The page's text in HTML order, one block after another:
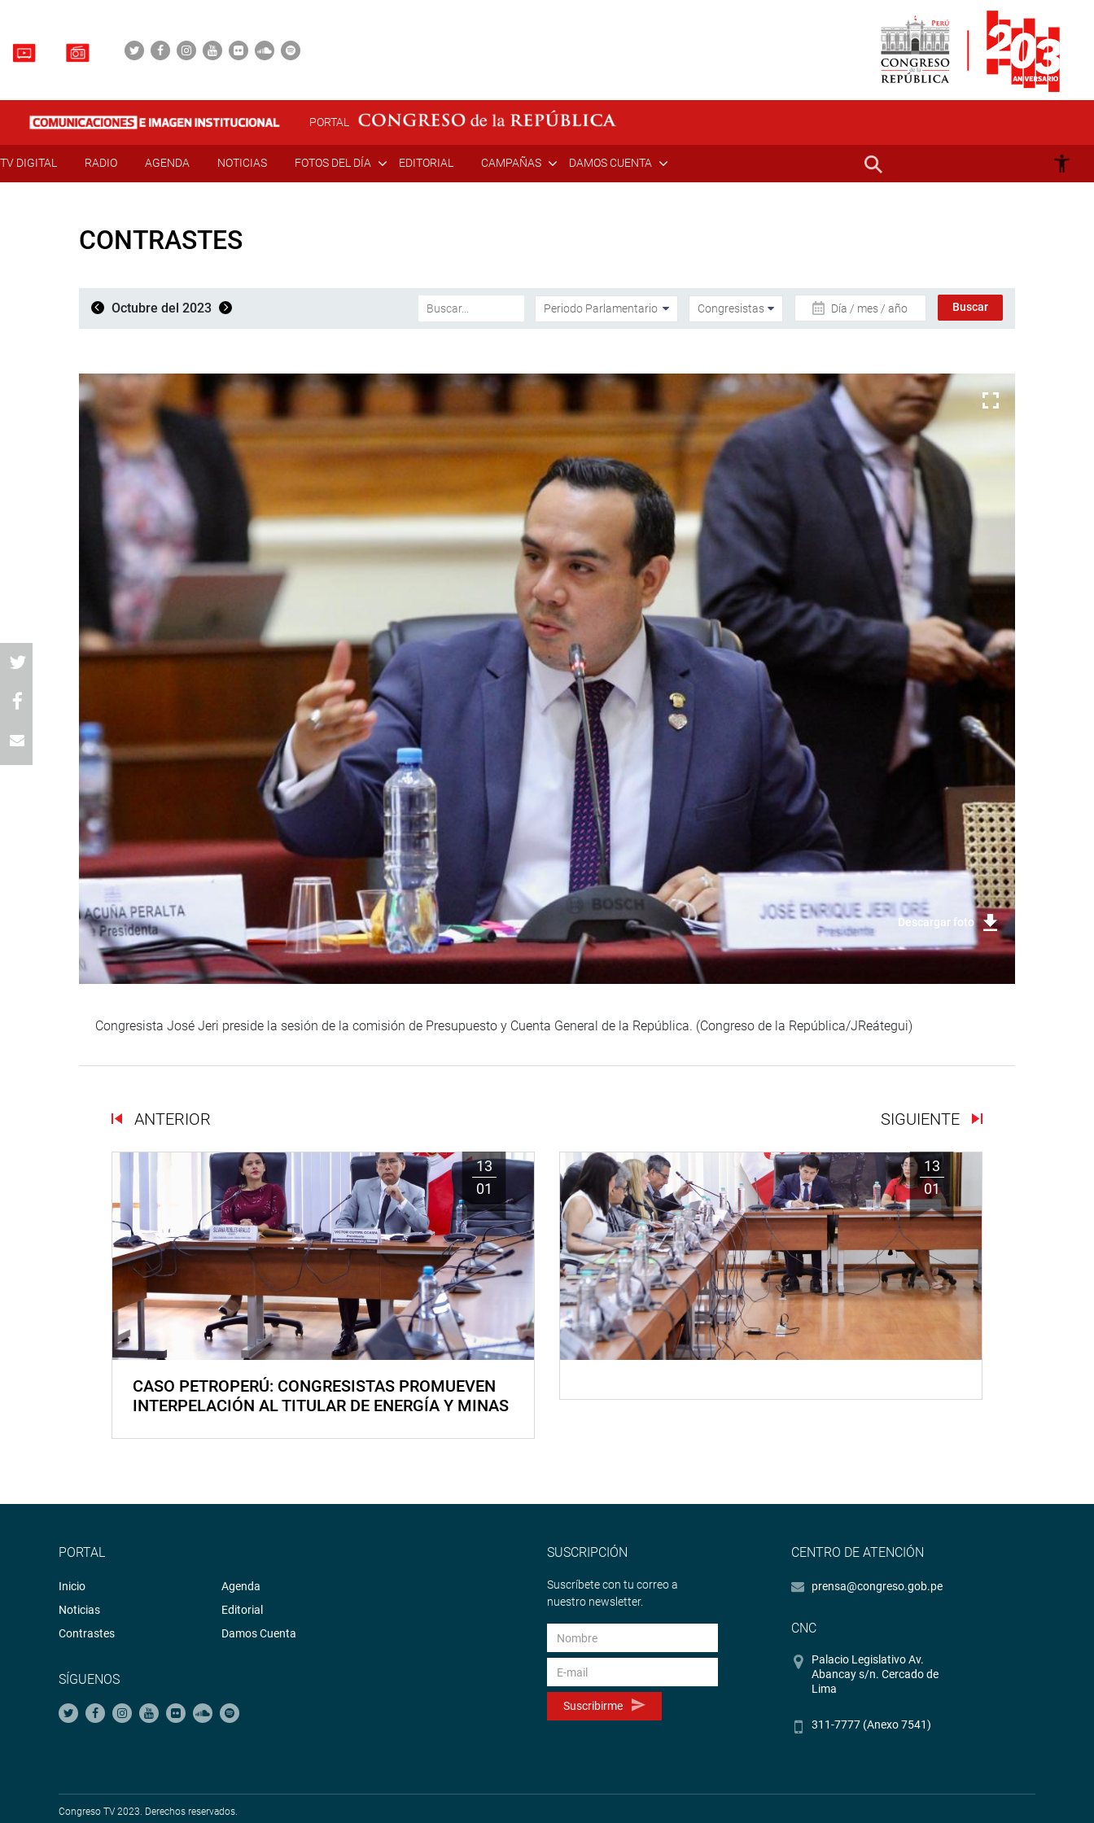
PORTAL
TV DIGITAL RADIO AGENDA NOTICIAS FOTOS DEL DÍA EDITORIAL CAMPAÑAS DAMOS CUENTA
CONTRASTES
Octubre del 2023 Día / mes / año
Descargar foto
Congresista José Jeri preside la sesión de la comisión de Presupuesto y Cuenta General de la República. (Congreso de la República/JReátegui)
ANTERIOR SIGUIENTE
13
01
CASO PETROPERÚ: CONGRESISTAS PROMUEVEN
INTERPELACIÓN AL TITULAR DE ENERGÍA Y MINAS
13
01
PORTAL
Inicio
Noticias
Contrastes
Agenda
Editorial
Damos Cuenta
SÍGUENOS
SUSCRIPCIÓN
Suscríbete con tu correo a
nuestro newsletter.
Suscribirme
CENTRO DE ATENCIÓN
prensa@congreso.gob.pe
CNC
Palacio Legislativo Av.
Abancay s/n. Cercado de
Lima
311-7777 (Anexo 7541)
Congreso TV 2023. Derechos reservados.